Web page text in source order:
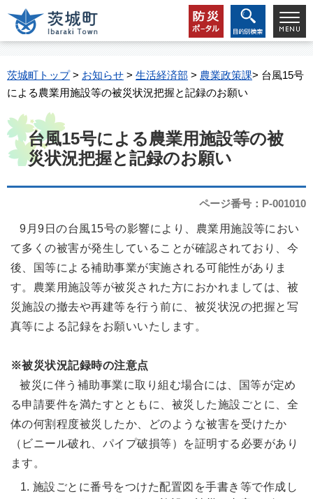
茨城町トップ> お知らせ > 生活経済部 > 農業政策課> 台風15号
による農業用施設等の被災状況把握と記録のお願い
台風15号による農業用施設等の被
災状況把握と記録のお願い
ページ番号：P-001010
9月9日の台風15号の影響により、農業用施設等におい
て多くの被害が発生していることが確認されており、今
後、国等による補助事業が実施される可能性がありま
す。農業用施設等が被災された方におかれましては、被
災施設の撤去や再建等を行う前に、被災状況の把握と写
真等による記録をお願いいたします。
※被災状況記録時の注意点
被災に伴う補助事業に取り組む場合には、国等が定め
る申請要件を満たすとともに、被災した施設ごとに、全
体の何割程度被災したか、どのような被害を受けたか
（ビニール破れ、パイプ破損等）を証明する必要があり
ます。
施設ごとに番号をつけた配置図を手書き等で作成し